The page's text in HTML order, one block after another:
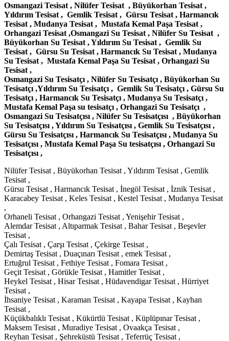
Osmangazi Tesisat , Nilüfer Tesisat , Büyükorhan Tesisat ,
Yıldırım Tesisat , Gemlik Tesisat , Gürsu Tesisat , Harmancık
Tesisat , Mudanya Tesisat , Mustafa Kemal Paşa Tesisat ,
Orhangazi Tesisat ,Osmangazi Su Tesisat , Nilüfer Su Tesisat ,
Büyükorhan Su Tesisat , Yıldırım Su Tesisat , Gemlik Su
Tesisat , Gürsu Su Tesisat , Harmancık Su Tesisat , Mudanya
Su Tesisat , Mustafa Kemal Paşa Su Tesisat , Orhangazi Su
Tesisat ,
Osmangazi Su Tesisatçı , Nilüfer Su Tesisatçı , Büyükorhan Su
Tesisatçı ,Yıldırım Su Tesisatçı , Gemlik Su Tesisatçı , Gürsu Su
Tesisatçı , Harmancık Su Tesisatçı , Mudanya Su Tesisatçı ,
Mustafa Kemal Paşa su tesisatçı , Orhangazi Su Tesisatçı ,
Osmangazi Su Tesisatçısı , Nilüfer Su Tesisatçısı , Büyükorhan
Su Tesisatçısı , Yıldırım Su Tesisatçısı , Gemlik Su Tesisatçısı ,
Gürsu Su Tesisatçısı , Harmancık Su Tesisatçısı , Mudanya Su
Tesisatçısı , Mustafa Kemal Paşa Su tesisatçısı , Orhangazi Su
Tesisatçısı ,
Nilüfer Tesisat , Büyükorhan Tesisat , Yıldırım Tesisat , Gemlik
Tesisat ,
Gürsu Tesisat , Harmancık Tesisat , İnegöl Tesisat , İznik Tesisat ,
Karacabey Tesisat , Keles Tesisat , Kestel Tesisat , Mudanya Tesisat
,
Orhaneli Tesisat , Orhangazi Tesisat , Yenişehir Tesisat ,
Alemdar Tesisat , Altıparmak Tesisat , Bahar Tesisat , Beşevler
Tesisat ,
Çalı Tesisat , Çarşı Tesisat , Çekirge Tesisat ,
Demirtaş Tesisat , Duaçınarı Tesisat , emek Tesisat ,
Ertuğrul Tesisat , Fethiye Tesisat , Fomara Tesisat ,
Geçit Tesisat , Görükle Tesisat , Hamitler Tesisat ,
Heykel Tesisat , Hisar Tesisat , Hüdavendigar Tesisat , Hürriyet
Tesisat ,
İhsaniye Tesisat , Karaman Tesisat , Kayapa Tesisat , Kayhan
Tesisat ,
Küçükbalıklı Tesisat , Kükürtlü Tesisat , Küplüpınar Tesisat ,
Maksem Tesisat , Muradiye Tesisat , Ovaakça Tesisat ,
Reyhan Tesisat , Şehreküstü Tesisat , Teferrüç Tesisat ,